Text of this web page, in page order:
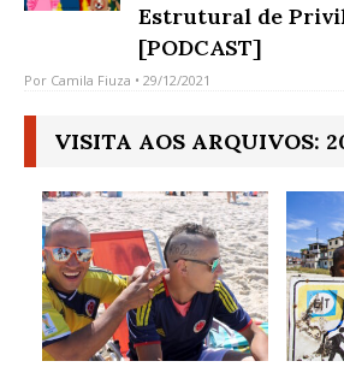
Estrutural de
[PODCAST]
Por Camila Fiuza • 29/12/2021
VISITA AOS ARQUIVOS: